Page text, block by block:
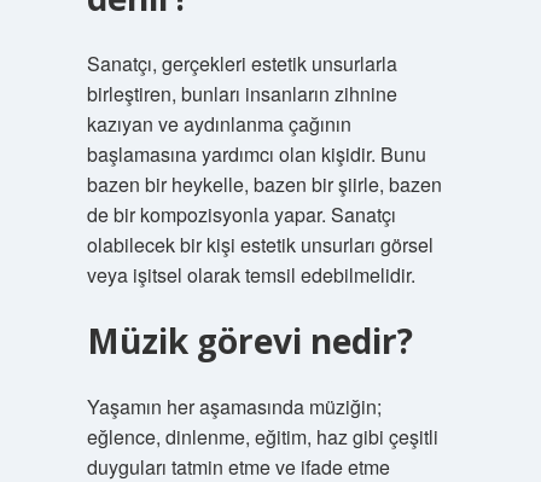
Sanatçı, gerçekleri estetik unsurlarla
birleştiren, bunları insanların zihnine
kazıyan ve aydınlanma çağının
başlamasına yardımcı olan kişidir. Bunu
bazen bir heykelle, bazen bir şiirle, bazen
de bir kompozisyonla yapar. Sanatçı
olabilecek bir kişi estetik unsurları görsel
veya işitsel olarak temsil edebilmelidir.
Müzik görevi nedir?
Yaşamın her aşamasında müziğin;
eğlence, dinlenme, eğitim, haz gibi çeşitli
duyguları tatmin etme ve ifade etme